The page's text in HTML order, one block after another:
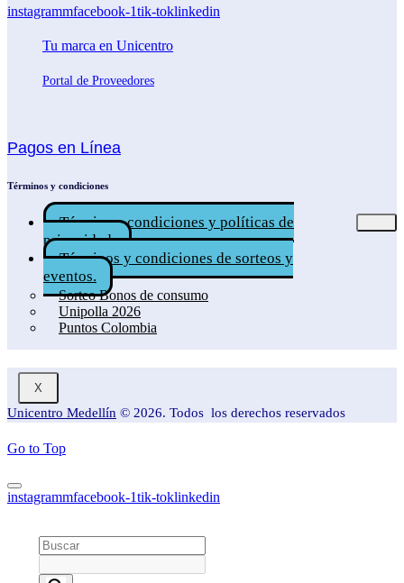
instagrammfacebook-1tik-toklinkedin
Tu marca en Unicentro
Portal de Proveedores
Pagos en Línea
Términos y condiciones
Términos, condiciones y políticas de
privacidad.
Términos y condiciones de sorteos y
eventos.
Sorteo Bonos de consumo
Unipolla 2026
Puntos Colombia
X
Unicentro Medellín © 2026. Todos los derechos reservados
Go to Top
instagrammfacebook-1tik-toklinkedin